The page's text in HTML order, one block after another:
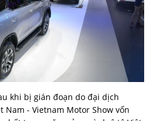
khi bị gián đoạn do đại dịch
Nam - Vietnam Motor Show vốn